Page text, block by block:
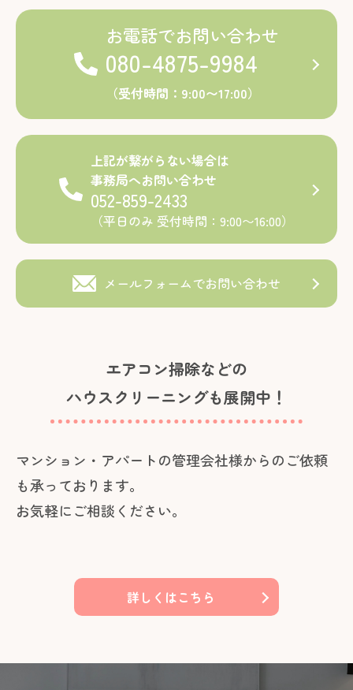
お電話でお問い合わせ
080-4875-9984
（受付時間：9:00〜17:00）
上記が繋がらない場合は
事務局へお問い合わせ
052-859-2433
（平日のみ 受付時間：9:00〜16:00）
メールフォームでお問い合わせ
エアコン掃除などの
ハウスクリーニングも展開中！
マンション・アパートの管理会社様からのご依頼
も承っております。
お気軽にご相談ください。
詳しくはこちら